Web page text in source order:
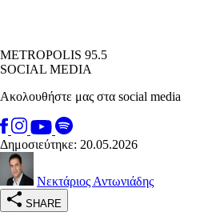
METROPOLIS 95.5
SOCIAL MEDIA
Ακολουθήστε μας στα social media
Δημοσιεύτηκε: 20.05.2026
Νεκτάριος Αντωνιάδης
SHARE